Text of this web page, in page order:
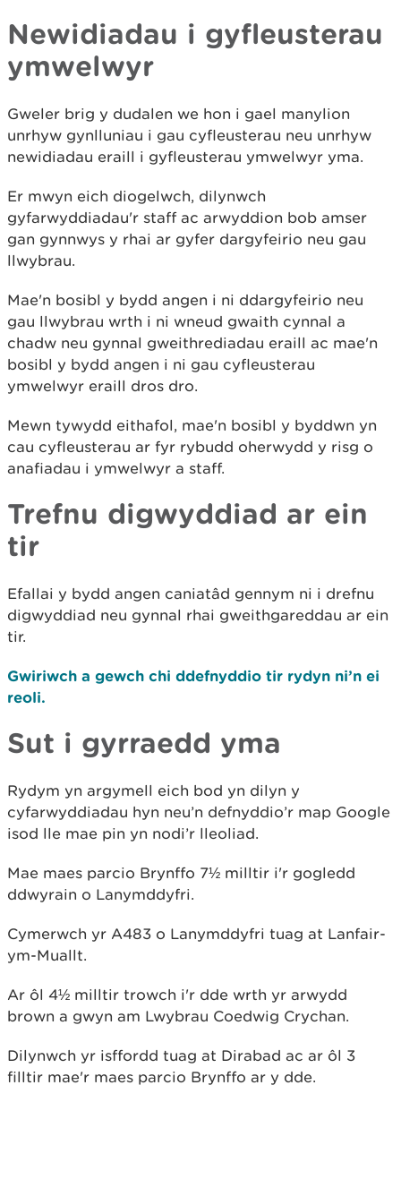
Newidiadau i gyfleusterau
ymwelwyr
Gweler brig y dudalen we hon i gael manylion
unrhyw gynlluniau i gau cyfleusterau neu unrhyw
newidiadau eraill i gyfleusterau ymwelwyr yma.
Er mwyn eich diogelwch, dilynwch
gyfarwyddiadau'r staff ac arwyddion bob amser
gan gynnwys y rhai ar gyfer dargyfeirio neu gau
llwybrau.
Mae'n bosibl y bydd angen i ni ddargyfeirio neu
gau llwybrau wrth i ni wneud gwaith cynnal a
chadw neu gynnal gweithrediadau eraill ac mae'n
bosibl y bydd angen i ni gau cyfleusterau
ymwelwyr eraill dros dro.
Mewn tywydd eithafol, mae'n bosibl y byddwn yn
cau cyfleusterau ar fyr rybudd oherwydd y risg o
anafiadau i ymwelwyr a staff.
Trefnu digwyddiad ar ein
tir
Efallai y bydd angen caniatâd gennym ni i drefnu
digwyddiad neu gynnal rhai gweithgareddau ar ein
tir.
Gwiriwch a gewch chi ddefnyddio tir rydyn ni’n ei
reoli.
Sut i gyrraedd yma
Rydym yn argymell eich bod yn dilyn y
cyfarwyddiadau hyn neu’n defnyddio’r map Google
isod lle mae pin yn nodi’r lleoliad.
Mae maes parcio Brynffo 7½ milltir i'r gogledd
ddwyrain o Lanymddyfri.
Cymerwch yr A483 o Lanymddyfri tuag at Lanfair-
ym-Muallt.
Ar ôl 4½ milltir trowch i'r dde wrth yr arwydd
brown a gwyn am Lwybrau Coedwig Crychan.
Dilynwch yr isffordd tuag at Dirabad ac ar ôl 3
filltir mae'r maes parcio Brynffo ar y dde.